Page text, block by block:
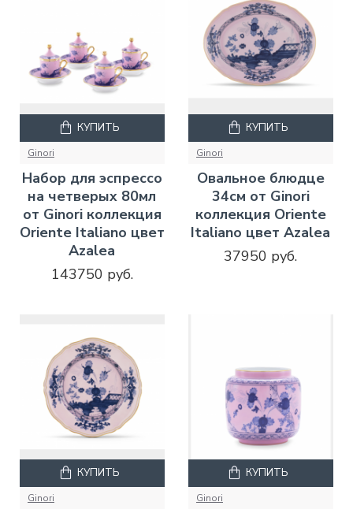
Ginori
Набор для эспрессо
на четверых 80мл
от Ginori коллекция
Oriente Italiano цвет
Azalea
143750 руб.
КУПИТЬ
Ginori
Овальное блюдце
34см от Ginori
коллекция Oriente
Italiano цвет Azalea
37950 руб.
КУПИТЬ
Ginori
КУПИТЬ
Ginori
КУПИТЬ